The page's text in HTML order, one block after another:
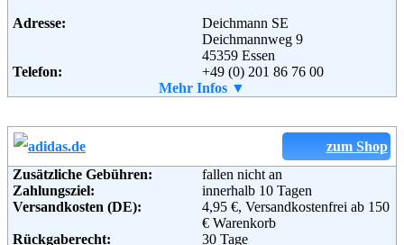
Soziale Kanäle:
Adresse:
Deichmann SE
Deichmannweg 9
45359 Essen
Telefon:
+49 (0) 201 86 76 00
+49 (0) 201 6 14 13 96
Informationen:
Mehr Infos ▼
zum Shop
Zusätzliche Gebühren:
fallen nicht an
Zahlungsziel:
innerhalb 10 Tagen
Versandkosten (DE):
4,95 €, Versandkostenfrei ab 150
€ Warenkorb
Rückgaberecht:
30 Tage